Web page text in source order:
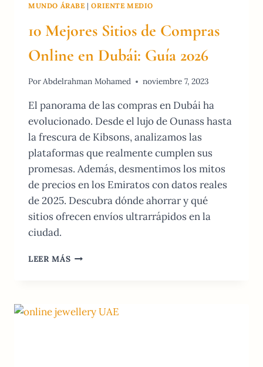
MUNDO ÁRABE |ORIENTE MEDIO
10 Mejores Sitios de Compras
Online en Dubái: Guía 2026
PorAbdelrahman Mohamed noviembre 7, 2023
El panorama de las compras en Dubái ha
evolucionado. Desde el lujo de Ounass hasta
la frescura de Kibsons, analizamos las
plataformas que realmente cumplen sus
promesas. Además, desmentimos los mitos
de precios en los Emiratos con datos reales
de 2025. Descubra dónde ahorrar y qué
sitios ofrecen envíos ultrarrápidos en la
ciudad.
LEER MÁS 10
COMPRAS
ONLINE